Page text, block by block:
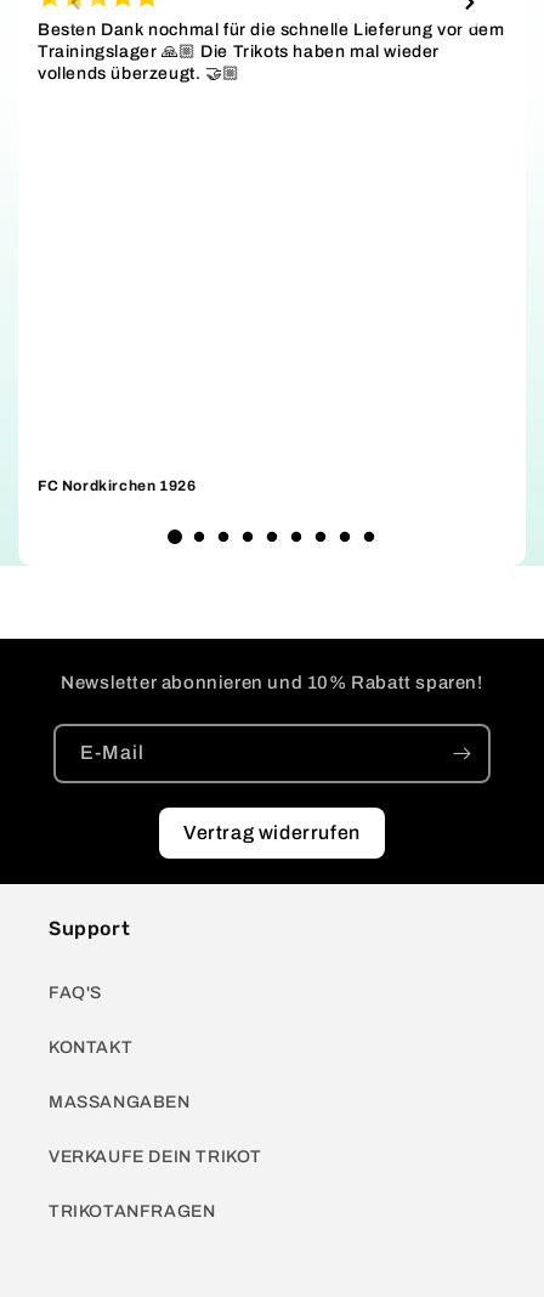
Besten Dank nochmal für die schnelle Lieferung vor dem
Trainingslager 🙏🏼 Die Trikots haben mal wieder
vollends überzeugt. 🤝🏼
FC Nordkirchen 1926
Newsletter abonnieren und 10% Rabatt sparen!
E-Mail
Vertrag widerrufen
Support
FAQ'S
KONTAKT
MASSANGABEN
VERKAUFE DEIN TRIKOT
TRIKOTANFRAGEN